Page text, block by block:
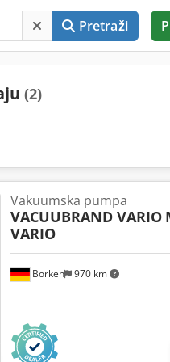
Pretraži
(2)
Borken 970 km
Vakuumska pumpa
VACUUBRAND VARIO
VARIO